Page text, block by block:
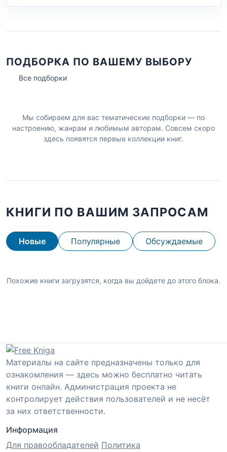
ПОДБОРКА ПО ВАШЕМУ ВЫБОРУ
Все подборки
Мы собираем для вас тематические подборки — по
настроению, жанрам и любимым авторам. Совсем скоро
здесь появятся первые коллекции книг.
КНИГИ ПО ВАШИМ ЗАПРОСАМ
Новые Популярные Обсуждаемые
Похожие книги загрузятся, когда вы дойдете до этого блока.
Материалы на сайте предназначены только для
ознакомления — здесь можно бесплатно читать
книги онлайн. Администрация проекта не
контролирует действия пользователей и не несёт
за них ответственности.
Информация
Для правообладателей Политика